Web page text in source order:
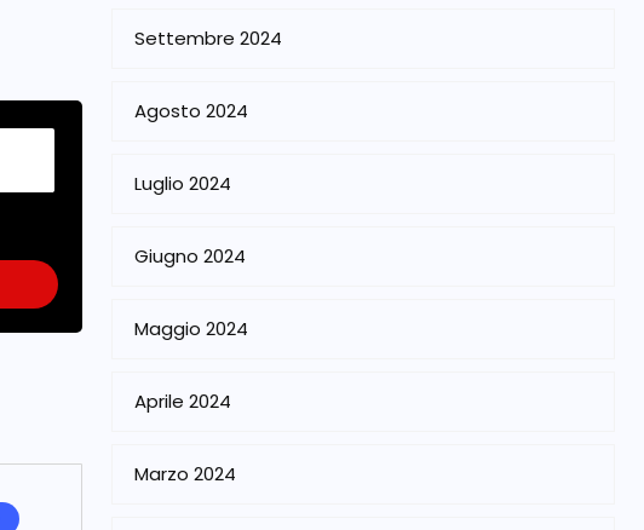
Settembre 2024
Agosto 2024
Luglio 2024
Giugno 2024
Maggio 2024
Aprile 2024
Marzo 2024